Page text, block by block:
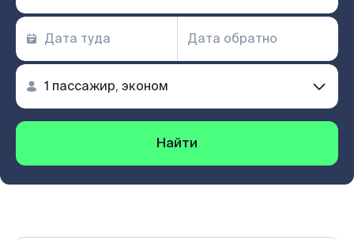
Найти